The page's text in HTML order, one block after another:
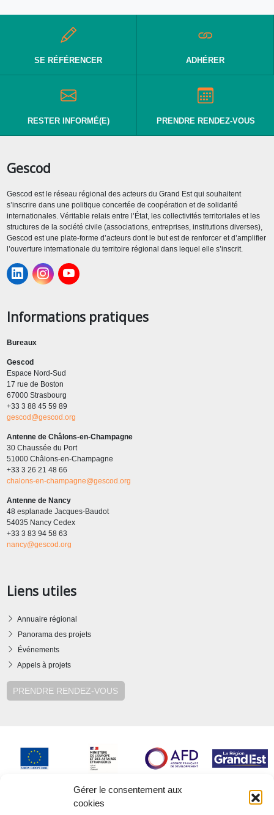
Gérer le consentement aux
cookies
SE RÉFÉRENCER ADHÉRER
RESTER INFORMÉ(E) PRENDRE RENDEZ-VOUS
Gescod
Gescod est le réseau régional des acteurs du Grand Est qui souhaitent
s’inscrire dans une politique concertée de coopération et de solidarité
internationales. Véritable relais entre l’État, les collectivités territoriales et les
structures de la société civile (associations, entreprises, institutions diverses),
Gescod est une plate-forme d’acteurs dont le but est de renforcer et d’amplifier
l’ouverture internationale du territoire régional dans lequel elle s’inscrit.
Informations pratiques
Bureaux
Gescod
Espace Nord-Sud
17 rue de Boston
67000 Strasbourg
+33 3 88 45 59 89
gescod@gescod.org
Antenne de Châlons-en-Champagne
30 Chaussée du Port
51000 Châlons-en-Champagne
+33 3 26 21 48 66
chalons-en-champagne@gescod.org
Antenne de Nancy
48 esplanade Jacques-Baudot
54035 Nancy Cedex
+33 3 83 94 58 63
nancy@gescod.org
Liens utiles
Annuaire régional
Panorama des projets
Événements
Appels à projets
PRENDRE RENDEZ-VOUS